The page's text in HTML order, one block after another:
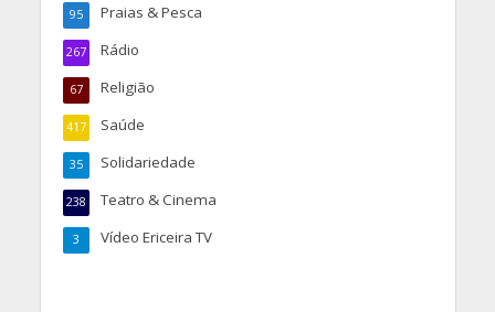
Praias & Pesca
95
Rádio
267
Religião
67
Saúde
417
Solidariedade
35
Teatro & Cinema
238
Vídeo Ericeira TV
3